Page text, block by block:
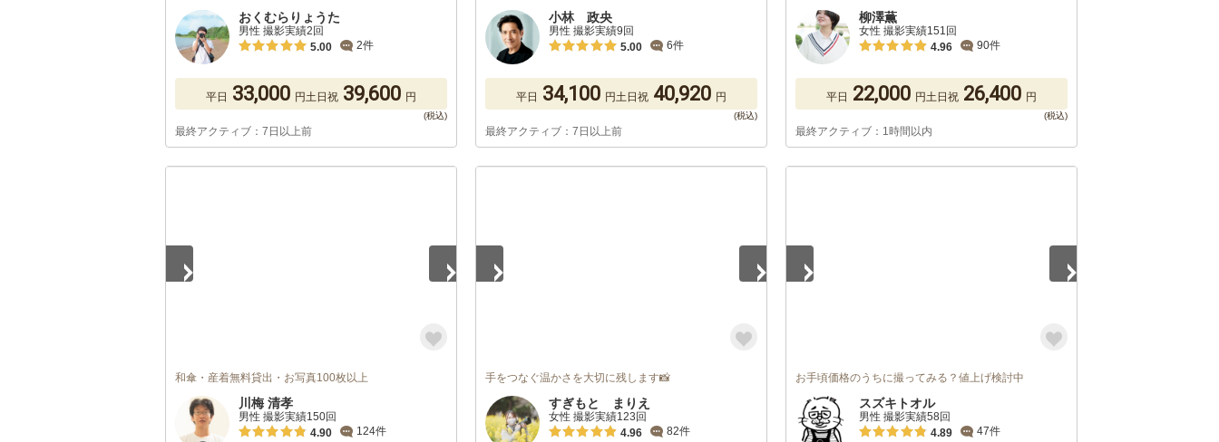
おくむらりょうた
男性 撮影実績2回
5.00
2件
平日 33,000 円土日祝 39,600 円
最終アクティブ：7日以上前
小林 政央
男性 撮影実績9回
5.00
6件
平日 34,100 円土日祝 40,920 円
最終アクティブ：7日以上前
柳澤薫
女性 撮影実績151回
4.96
90件
平日 22,000 円土日祝 26,400 円
最終アクティブ：1時間以内
和傘・産着無料貸出・お写真100枚以上
川梅 清孝
男性 撮影実績150回
4.90
124件
手をつなぐ温かさを大切に残します📸
すぎもと まりえ
女性 撮影実績123回
4.96
82件
お手頃価格のうちに撮ってみる？値上げ検討中
スズキトオル
男性 撮影実績58回
4.89
47件